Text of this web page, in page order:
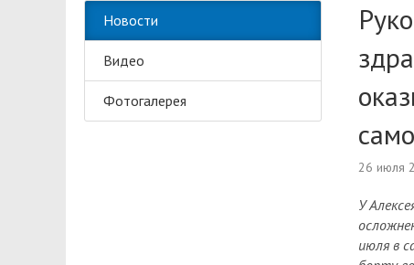
Новости
Видео
Фотогалерея
26 июля
У
июля в